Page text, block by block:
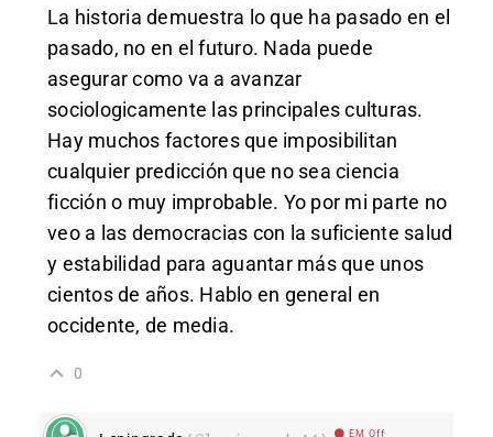
La historia demuestra lo que ha pasado en el
pasado, no en el futuro. Nada puede
asegurar como va a avanzar
sociologicamente las principales culturas.
Hay muchos factores que imposibilitan
cualquier predicción que no sea ciencia
ficción o muy improbable. Yo por mi parte no
veo a las democracias con la suficiente salud
y estabilidad para aguantar más que unos
cientos de años. Hablo en general en
occidente, de media.
0
EM Off